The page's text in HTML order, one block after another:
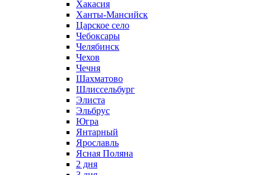
Хакасия
Ханты-Мансийск
Царское село
Чебоксары
Челябинск
Чехов
Чечня
Шахматово
Шлиссельбург
Элиста
Эльбрус
Югра
Янтарный
Ярославль
Ясная Поляна
2 дня